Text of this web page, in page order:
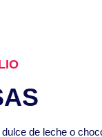
de leche o